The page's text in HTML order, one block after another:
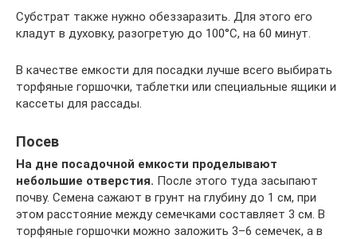
Субстрат также нужно обеззаразить. Для этого его
кладут в духовку, разогретую до 100°C, на 60 минут.
В качестве емкости для посадки лучше всего выбирать
торфяные горшочки, таблетки или специальные ящики и
кассеты для рассады.
Посев
На дне посадочной емкости проделывают
небольшие отверстия. После этого туда засыпают
почву. Семена сажают в грунт на глубину до 1 см, при
этом расстояние между семечками составляет 3 см. В
торфяные горшочки можно заложить 3–6 семечек, а в